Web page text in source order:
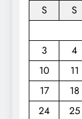
S
S
3
4
10
11
17
18
24
25